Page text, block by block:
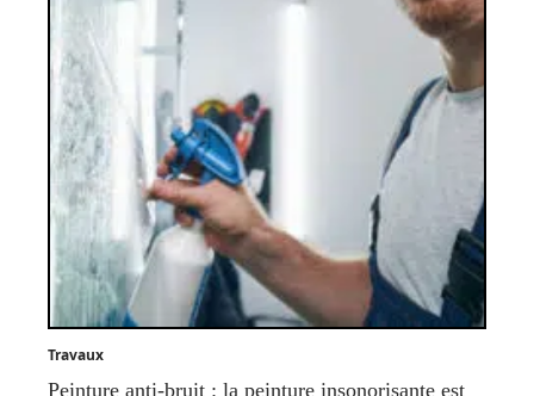
Travaux
Peinture anti-bruit : la peinture insonorisante est